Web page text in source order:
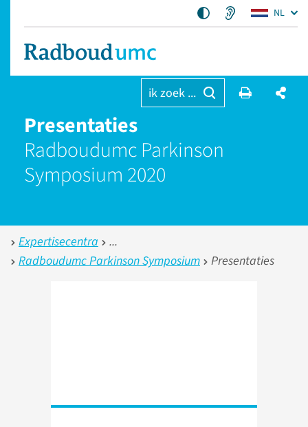
NL
ik zoek ...
Presentaties
Radboudumc Parkinson
Symposium 2020
Expertisecentra
Radboudumc Parkinson Symposium
Presentaties